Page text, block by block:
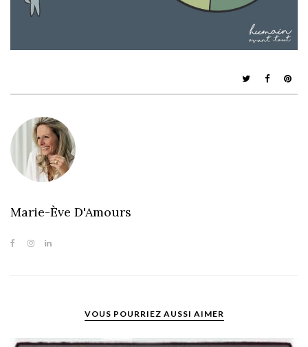
Marie-Ève D'Amours
VOUS POURRIEZ AUSSI AIMER